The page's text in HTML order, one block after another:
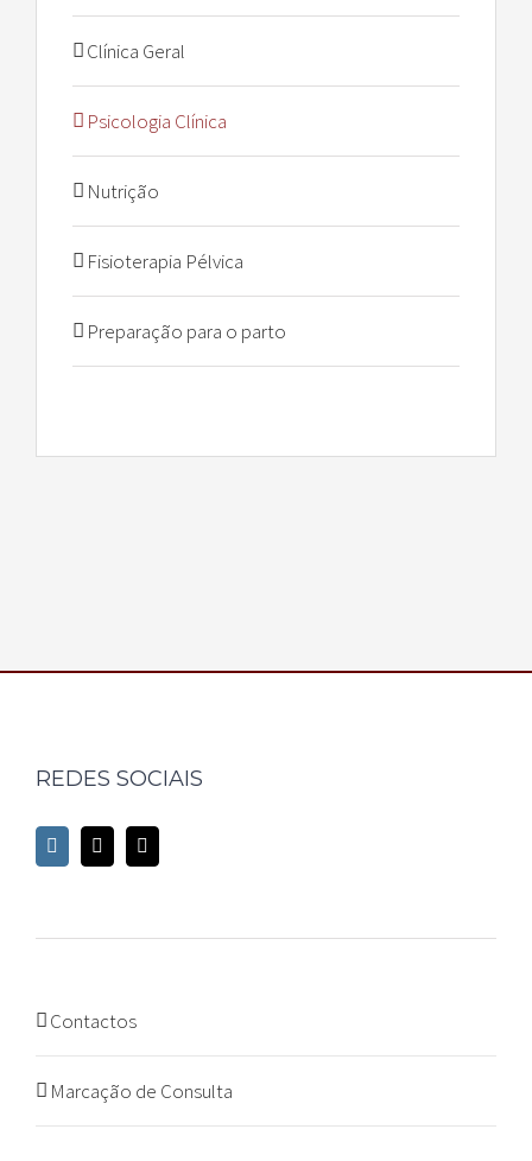
Clínica Geral
Psicologia Clínica
Nutrição
Fisioterapia Pélvica
Preparação para o parto
REDES SOCIAIS
Contactos
Marcação de Consulta